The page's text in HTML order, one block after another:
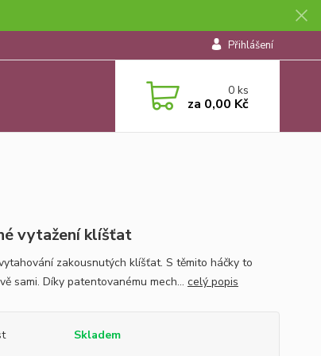
Přihlášení
0ks
za 0,00 Kč
vytažení klíšťat
zakousnutých klíšťat. S těmito háčky to
sami. Díky patentovanému mech... celý popis
Skladem